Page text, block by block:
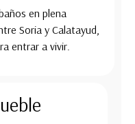
en plena
Soria y Calatayud,
entrar a vivir.